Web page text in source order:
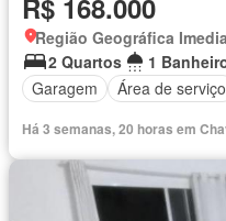
Região Geográfica
2 Quartos
1
Garagem
Área de serviço
Há 3 semanas, 20 horas em